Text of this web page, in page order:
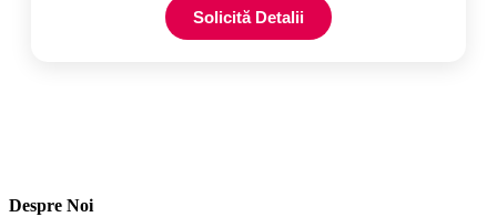
Solicită Detalii
Despre Noi